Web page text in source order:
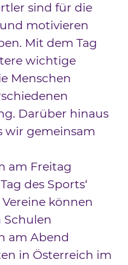
sind für die
motivieren
Mit dem Tag
wichtige
Menschen
Darüber hinaus
wir gemeinsam
am Freitag
des Sports‘
können
Schulen
am Abend
in Österreich im